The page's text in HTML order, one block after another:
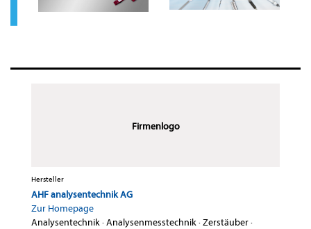
Firmenlogo
Hersteller
AHF analysentechnik AG
Zur Homepage
Analysentechnik·Analysenmesstechnik·Zerstäuber·